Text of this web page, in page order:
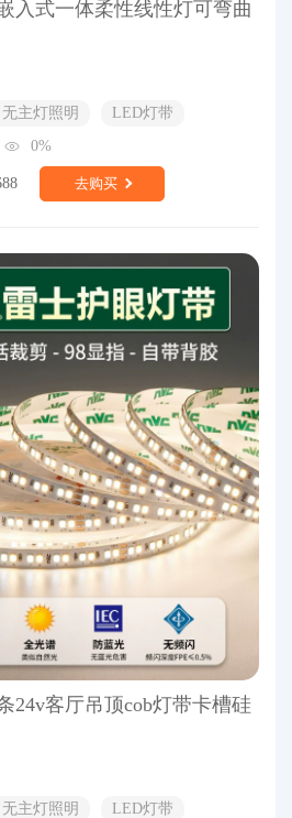
入式一体柔性线性灯可弯曲
无主灯照明
LED灯带
0%
去购买
24v客厅吊顶cob灯带卡槽硅
无主灯照明
LED灯带